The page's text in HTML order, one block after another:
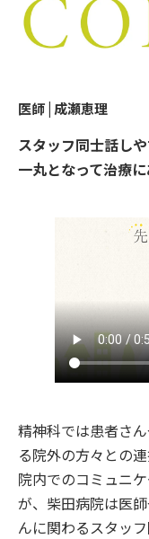
医師 | 成瀬恵理
スタッフ同士話しや
一丸となって治療に
精神科では患者さ
る院外の方々との
院内でのコミュニ
が、柴田病院は医
んに関わるスタッ